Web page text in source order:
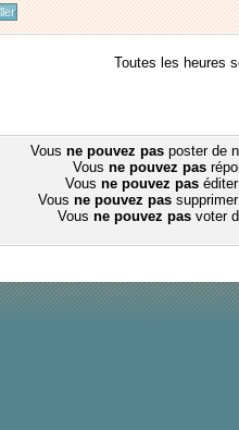
Toutes les heures
Vous ne pouvez pasposter de
Vous ne pouvez pas
Vous ne pouvez paséditer
Vous ne pouvez pas
Vous ne pouvez pasvoter